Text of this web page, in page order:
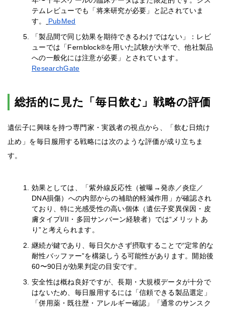
テムレビューでも「将来研究が必要」と記されていま
す。
PubMed
「製品間で同じ効果を期待できるわけではない」：レビ
ューでは「Fernblock®を用いた試験が大半で、他社製品
への一般化には注意が必要」とされています。
ResearchGate
総括的に見た「毎日飲む」戦略の評価
遺伝子に興味を持つ専門家・実践者の視点から、「飲む日焼け
止め」を毎日服用する戦略には次のような評価が成り立ちま
す。
効果としては、「紫外線反応性（被曝→発赤／炎症／
DNA損傷）への内部からの補助的軽減作用」が確認され
ており、特に光感受性の高い個体（遺伝子変異保因・皮
膚タイプI/II・多回サンバーン経験者）では“メリットあ
り”と考えられます。
継続が鍵であり、毎日欠かさず摂取することで“定常的な
耐性バッファー”を構築しうる可能性があります。開始後
60〜90日が効果判定の目安です。
安全性は概ね良好ですが、長期・大規模データが十分で
はないため、毎日服用するには「信頼できる製品選定」
「併用薬・既往歴・アレルギー確認」「通常のサンスク